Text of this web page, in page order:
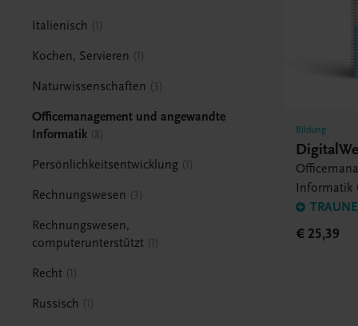
Italienisch 1
Kochen, Servieren 1
Naturwissenschaften 3
Officemanagement und angewandte
Informatik 8
Persönlichkeitsentwicklung 1
Rechnungswesen 3
Rechnungswesen,
computerunterstützt 1
Recht 1
Russisch 1
Bildung
Informatik
€ 25,39